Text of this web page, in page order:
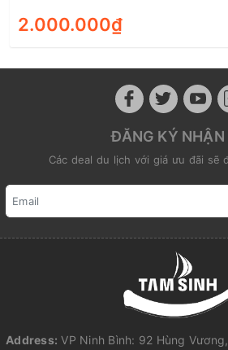
2.000.000₫
ĐĂNG KÝ NHẬN
Các deal du lịch với giá ưu đãi sẽ
Address: VP Ninh Bình: 92 Hùng